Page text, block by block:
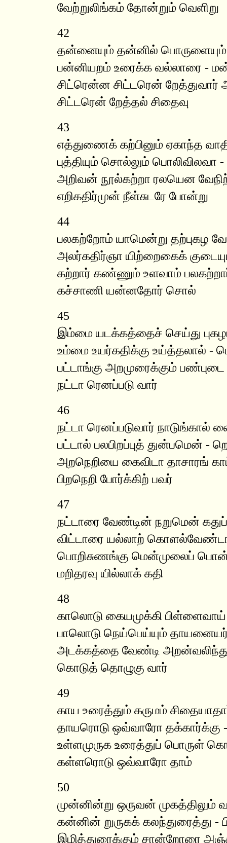
வேற்றுலிங்கம் தோன்றும் வெளிறு
42
தன்னையும் தன்னில் பொருளையும்
பன்னியறம் உரைக்க வல்லாரை -
சிட்ரென்ன சிட்டரென்
சிட்டரென் றேத்தல் சிதைவு
43
எத்துணைக் கற்பினும் ஏகாந்த
புத்தியும் சொல்லும் பொலிவிலவா -
அறிவன் நூல்கற்றா ரலயென
எறிகதிர்முன் நீள்சுடரே போன்று
44
பலகற்றோம் யாமென்று தற்புகழ
அலர்கதிர்ஞா யிற்றைகைக்
கற்றார் கண்ணும் உளவாம்
கச்சாணி யன்னதோர் சொல்
45
இம்மை யடக்கத்தைச் செய்து
உம்மை உயர்கதிக்கு உய்த்தலால் -
பட்டாங்கு அறமுரைக்கும்
நட்டா ரெனப்படு வார்
46
நட்டா ரெனப்படுவார் நாடுங்கால்
பட்டால் பலபிறப்புத் துன்பமென் -
அறநெறியை கைவிடா தாசாரங்
பிறநெறி போர்க்கிற் பவர்
47
நட்டாரை வேண்டின் நறுமென்
விட்டாரை யல்லாற்
பொறிசுணங்கு மென்முலைப்
மறிதரவு யில்லாக் கதி
48
காலொடு கையமுக்கி பிள்ளைவாய்
பாலொடு நெய்பெய்யும்
அடக்கத்தை வேண்டி
கொடுத் தொழுகு வார்
49
காய உரைத்தும் கருமம்
தாயரொடு ஒவ்வாரோ தக்கார்க்கு
உள்ளமுருக உரைத்துப் பொருள்
கள்ளரொடு ஒவ்வாரோ தாம்
50
முன்னின்று ஒருவன் முகத்திலும்
கன்னின் றுருகக் கலந்துரைத்து -
இழித்துரைக்கும் சான்றோரை